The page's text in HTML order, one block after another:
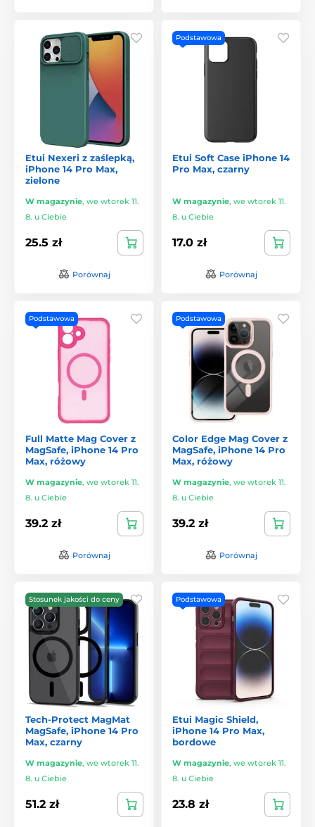
Etui Nexeri z zaślepką,
iPhone 14 Pro Max,
zielone
W magazynie, we wtorek 11.
8. u Ciebie
25.5 zł
Porównaj
Podstawowa
Etui Soft Case iPhone 14
Pro Max, czarny
W magazynie, we wtorek 11.
8. u Ciebie
17.0 zł
Porównaj
Podstawowa
Full Matte Mag Cover z
MagSafe, iPhone 14 Pro
Max, różowy
W magazynie, we wtorek 11.
8. u Ciebie
39.2 zł
Porównaj
Podstawowa
Color Edge Mag Cover z
MagSafe, iPhone 14 Pro
Max, różowy
W magazynie, we wtorek 11.
8. u Ciebie
39.2 zł
Porównaj
Stosunek jakości do ceny
Tech-Protect MagMat
MagSafe, iPhone 14 Pro
Max, czarny
W magazynie, we wtorek 11.
8. u Ciebie
51.2 zł
Podstawowa
Etui Magic Shield,
iPhone 14 Pro Max,
bordowe
W magazynie, we wtorek 11.
8. u Ciebie
23.8 zł